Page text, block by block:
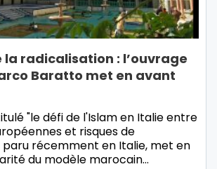
radicalisation : l’ouvrage
Baratto met en avant
"le défi de l'Islam en Italie entre
et risques de
paru récemment en Italie, met en
du modèle marocain…